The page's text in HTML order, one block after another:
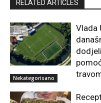
RELATED ARTICLES
Nekategorisano
Vlada